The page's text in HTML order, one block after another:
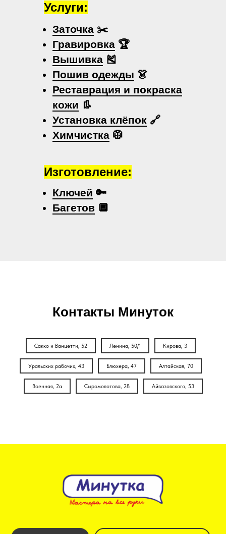
Заточка ✂️
Гравировка 🏆
Вышивка 🎽
Пошив одежды 👗
Реставрация и покраска
кожи 👢
Установка клёпок 🔗
Химчистка 🥼
Ключей 🔑
Багетов 🔲
Услуги:
Изготовление:
Контакты Минуток
Сакко и Ванцетти, 52 Ленина, 50/1 Кирова, 3
Уральских рабочих, 43 Блюхера, 47 Алтайская, 70
Военная, 2а Сыромолотова, 28 Айвазовского, 53